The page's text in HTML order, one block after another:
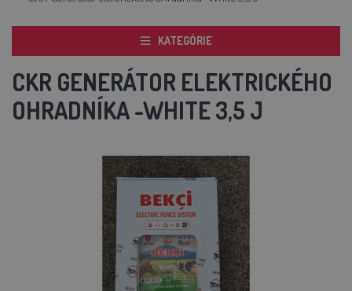
KATEGÓRIE
CKR GENERÁTOR ELEKTRICKÉHO
OHRADNÍKA -WHITE 3,5 J